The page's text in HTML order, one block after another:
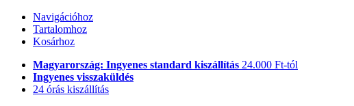
Navigációhoz
Tartalomhoz
Kosárhoz
Magyarország: Ingyenes standard kiszállítás 24.000 Ft-tól
Ingyenes visszaküldés
24 órás kiszállítás